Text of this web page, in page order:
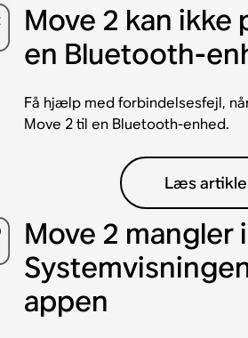
Move 2 kan ikke
en Bluetooth-
Få hjælp med forbindelsesfejl,
Move 2 til en Bluetooth-enhed.
Læs
Move 2 mangler i
appen